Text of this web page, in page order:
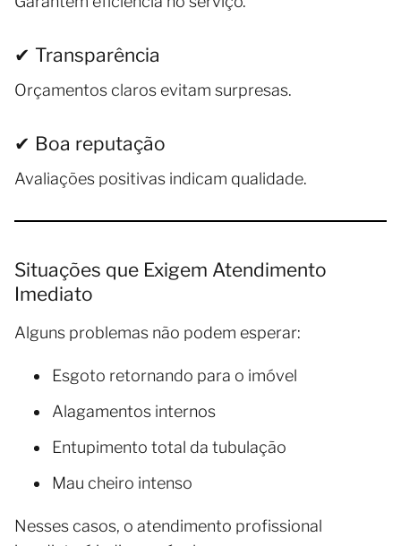
✔ Transparência
Orçamentos claros evitam surpresas.
✔ Boa reputação
Avaliações positivas indicam qualidade.
Situações que Exigem Atendimento
Imediato
Alguns problemas não podem esperar:
Esgoto retornando para o imóvel
Alagamentos internos
Entupimento total da tubulação
Mau cheiro intenso
Nesses casos, o atendimento profissional